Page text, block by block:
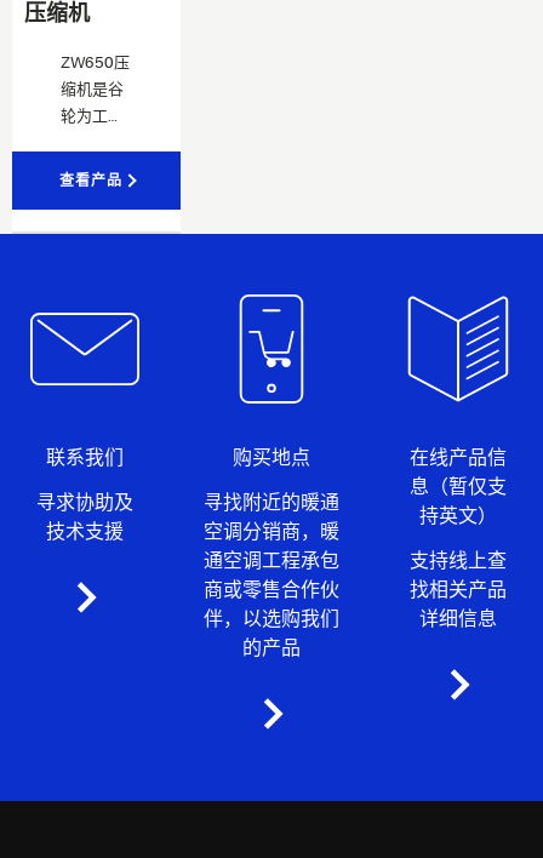
压缩机
ZW650压
缩机是谷
轮为工业
的超高温
查看产品
联系我们
寻求协助及
技术支援
购买地点
寻找附近的暖通
空调分销商，暖
通空调工程承包
商或零售合作伙
伴，以选购我们
的产品
在线产品信
息（暂仅支
持英文）
支持线上查
找相关产品
详细信息